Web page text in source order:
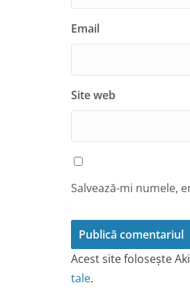
Email
Site web
Salvează-mi numele,
Acest site folosește
tale.